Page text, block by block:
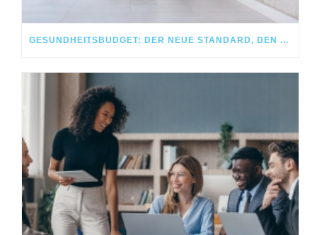
GESUNDHEITSBUDGET: DER NEUE STANDARD, DEN MITARBEITENDE HEUTE ERWARTEN